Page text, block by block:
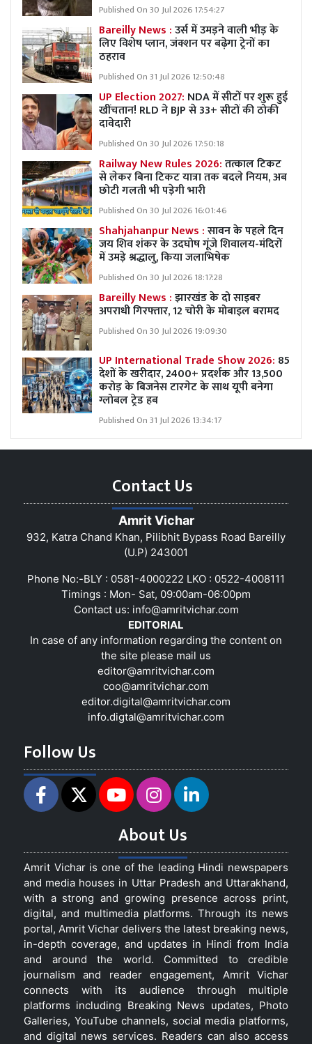
Published On 30 Jul 2026 17:54:27
Bareilly News :उर्स में उमड़ने वाली भीड़ के
लिए विशेष प्लान, जंक्शन पर बढ़ेगा ट्रेनों का
ठहराव
Published On 31 Jul 2026 12:50:48
UP Election 2027: NDA में सीटों पर शुरू हुई
खींचतान! RLD ने BJP से 33+ सीटों की ठोकी
दावेदारी
Published On 30 Jul 2026 17:50:18
Railway New Rules 2026:तत्काल टिकट
से लेकर बिना टिकट यात्रा तक बदले नियम, अब
छोटी गलती भी पड़ेगी भारी
Published On 30 Jul 2026 16:01:46
Shahjahanpur News :सावन के पहले दिन
जय शिव शंकर के उदघोष गूंजे शिवालय-मंदिरों
में उमड़े श्रद्धालु, किया जलाभिषेक
Published On 30 Jul 2026 18:17:28
Bareilly News :झारखंड के दो साइबर
अपराधी गिरफ्तार, 12 चोरी के मोबाइल बरामद
Published On 30 Jul 2026 19:09:30
UP International Trade Show 2026: 85
देशों के खरीदार, 2400+ प्रदर्शक और 13,500
करोड़ के बिजनेस टारगेट के साथ यूपी बनेगा
ग्लोबल ट्रेड हब
Published On 31 Jul 2026 13:34:17
Contact Us
Amrit Vichar
932, Katra Chand Khan, Pilibhit Bypass Road Bareilly
(U.P) 243001
Phone No:-BLY : 0581-4000222 LKO : 0522-4008111
Timings : Mon- Sat, 09:00am-06:00pm
Contact us: info@amritvichar.com
EDITORIAL
In case of any information regarding the content on
the site please mail us
editor@amritvichar.com
coo@amritvichar.com
editor.digital@amritvichar.com
info.digtal@amritvichar.com
Follow Us
About Us
Amrit Vichar is one of the leading Hindi newspapers
and media houses in Uttar Pradesh and Uttarakhand,
with a strong and growing presence across print,
digital, and multimedia platforms. Through its news
portal, Amrit Vichar delivers the latest breaking news,
in-depth coverage, and updates in Hindi from India
and around the world. Committed to credible
journalism and reader engagement, Amrit Vichar
connects with its audience through multiple
platforms including Breaking News updates, Photo
Galleries, YouTube channels, social media platforms,
and digital news services. Readers can also access